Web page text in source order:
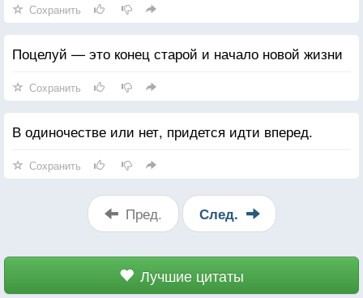
Сохранить
Поцелуй — это конец старой и начало новой жизни
Сохранить
В одиночестве или нет, придется идти вперед.
Сохранить
Пред. След.
Лучшие цитаты